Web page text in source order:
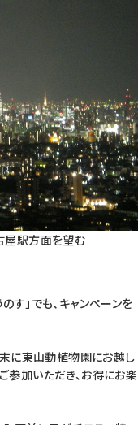
屋駅方面を望む
す」でも、キャンペーンを
末に東山動植物園にお越し
参加いただき、お得にお楽